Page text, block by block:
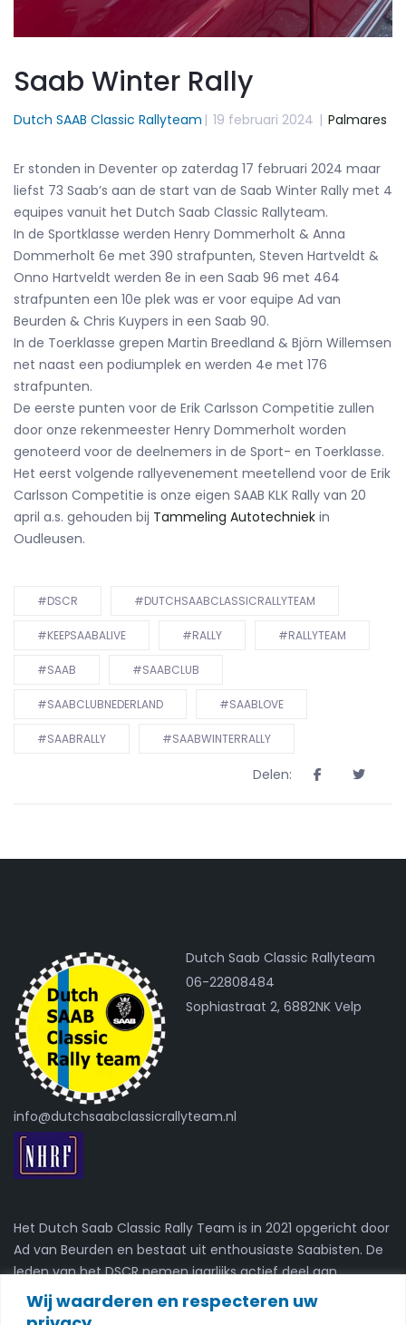
Wij waarderen en respecteren uw
Saab Winter Rally
Dutch SAAB Classic Rallyteam | 19 februari 2024 | Palmares
Er stonden in Deventer op zaterdag 17 februari 2024 maar
liefst 73 Saab’s aan de start van de Saab Winter Rally met 4
equipes vanuit het Dutch Saab Classic Rallyteam.
In de Sportklasse werden Henry Dommerholt & Anna
Dommerholt 6e met 390 strafpunten, Steven Hartveldt &
Onno Hartveldt werden 8e in een Saab 96 met 464
strafpunten een 10e plek was er voor equipe Ad van
Beurden & Chris Kuypers in een Saab 90.
In de Toerklasse grepen Martin Breedland & Björn Willemsen
net naast een podiumplek en werden 4e met 176
strafpunten.
De eerste punten voor de Erik Carlsson Competitie zullen
door onze rekenmeester Henry Dommerholt worden
genoteerd voor de deelnemers in de Sport- en Toerklasse.
Het eerst volgende rallyevenement meetellend voor de Erik
Carlsson Competitie is onze eigen SAAB KLK Rally van 20
april a.s. gehouden bij Tammeling Autotechniek in
Oudleusen.
#DSCR #DUTCHSAABCLASSICRALLYTEAM
#KEEPSAABALIVE #RALLY #RALLYTEAM
#SAAB #SAABCLUB
#SAABCLUBNEDERLAND #SAABLOVE
#SAABRALLY #SAABWINTERRALLY
Delen:
Dutch Saab Classic Rallyteam
06-22808484
Sophiastraat 2, 6882NK Velp
info@dutchsaabclassicrallyteam.nl
Het Dutch Saab Classic Rally Team is in 2021 opgericht door
Ad van Beurden en bestaat uit enthousiaste Saabisten. De
leden van het DSCR nemen jaarlijks actief deel aan
kaartleesrally's.